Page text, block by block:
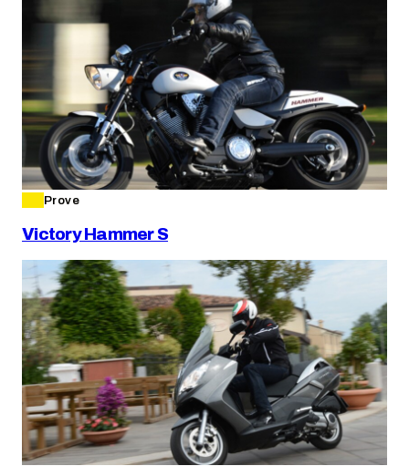
Prove
Victory Hammer S